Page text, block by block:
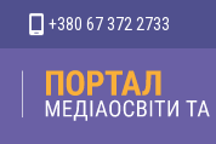
+380 67 372 2733